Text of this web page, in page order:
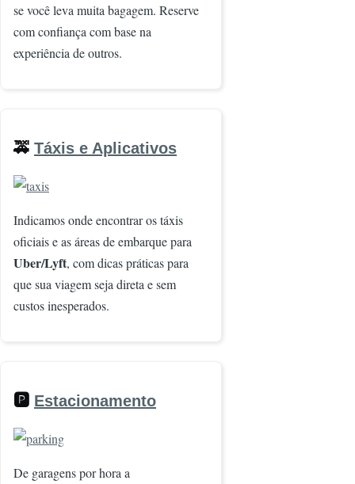
se você leva muita bagagem. Reserve
com confiança com base na
experiência de outros.
🚕 Táxis e Aplicativos
Imagem
Indicamos onde encontrar os táxis
oficiais e as áreas de embarque para
Uber/Lyft, com dicas práticas para
que sua viagem seja direta e sem
custos inesperados.
🅿️ Estacionamento
Imagem
De garagens por hora a